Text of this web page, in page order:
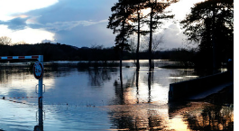
Institut des Risques Majeurs
sur les inondations de Trèbes (Aude), du
Institut des Risques Majeurs